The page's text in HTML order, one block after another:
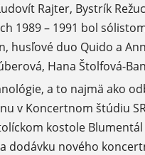
Rajter, Bystrík
1989 – 1991 bol
duo Quido a
Hana Štolfová-
a to najmä ako
v Koncertnom štúdiu
kostole
nového